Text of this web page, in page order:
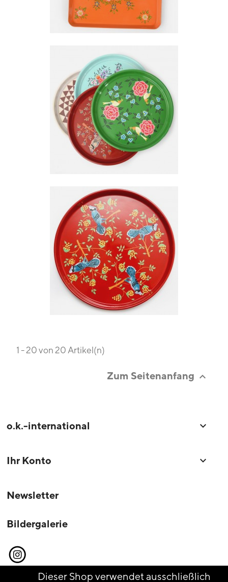
1 - 20 von 20 Artikel(n)
Zum Seitenanfang 
o.k.-international 
Ihr Konto 
Newsletter
Bildergalerie
Instagram
Dieser Shop verwendet ausschließlich